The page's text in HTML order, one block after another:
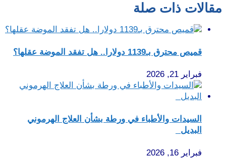
مقالات ذات صلة
قميص محترق بـ1139 دولارا.. هل تفقد الموضة عقلها؟
فبراير 21, 2026
السيدات والأطباء في ورطة بشأن العلاج الهرموني
البديل
فبراير 16, 2026